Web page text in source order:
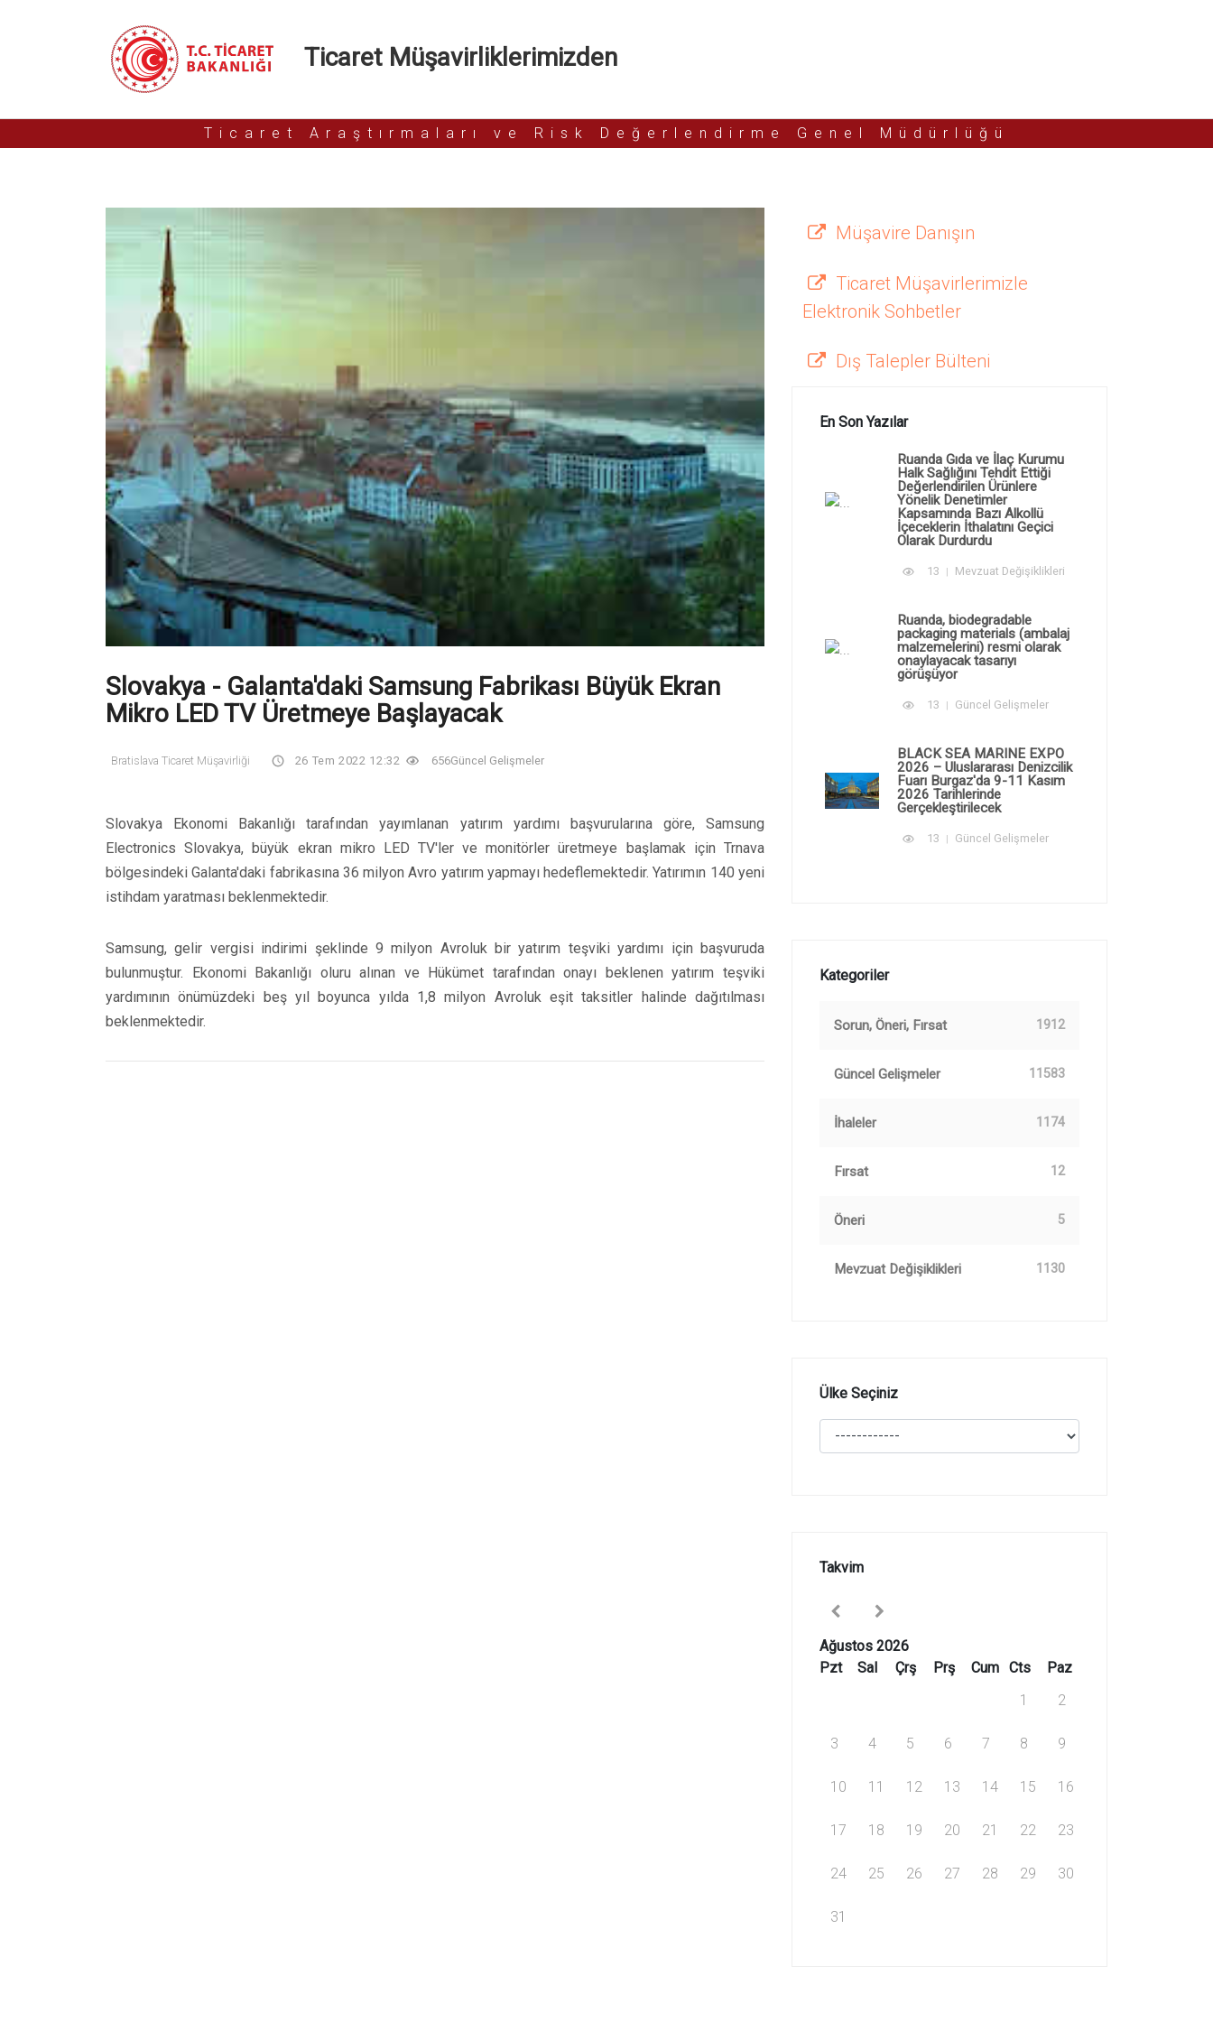
Ticaret Müşavirliklerimizden
Ticaret Araştırmaları ve Risk Değerlendirme Genel Müdürlüğü
Slovakya - Galanta'daki Samsung Fabrikası Büyük Ekran
Mikro LED TV Üretmeye Başlayacak
Bratislava Ticaret Müşavirliği 26 Tem 2022 12:32 656Güncel Gelişmeler
Slovakya Ekonomi Bakanlığı tarafından yayımlanan yatırım yardımı başvurularına göre, Samsung
Electronics Slovakya, büyük ekran mikro LED TV'ler ve monitörler üretmeye başlamak için Trnava
bölgesindeki Galanta'daki fabrikasına 36 milyon Avro yatırım yapmayı hedeflemektedir. Yatırımın 140 yeni
istihdam yaratması beklenmektedir.
Samsung, gelir vergisi indirimi şeklinde 9 milyon Avroluk bir yatırım teşviki yardımı için başvuruda
bulunmuştur. Ekonomi Bakanlığı oluru alınan ve Hükümet tarafından onayı beklenen yatırım teşviki
yardımının önümüzdeki beş yıl boyunca yılda 1,8 milyon Avroluk eşit taksitler halinde dağıtılması
beklenmektedir.
Müşavire Danışın
Ticaret Müşavirlerimizle
Elektronik Sohbetler
Dış Talepler Bülteni
En Son Yazılar
Ruanda Gıda ve İlaç Kurumu
Halk Sağlığını Tehdit Ettiği
Değerlendirilen Ürünlere
Yönelik Denetimler
Kapsamında Bazı Alkollü
İçeceklerin İthalatını Geçici
Olarak Durdurdu
13 Mevzuat Değişiklikleri
Ruanda, biodegradable
packaging materials (ambalaj
malzemelerini) resmi olarak
onaylayacak tasarıyı
görüşüyor
13 Güncel Gelişmeler
BLACK SEA MARINE EXPO
2026 – Uluslararası Denizcilik
Fuarı Burgaz'da 9-11 Kasım
2026 Tarihlerinde
Gerçekleştirilecek
13 Güncel Gelişmeler
Kategoriler
Sorun, Öneri, Fırsat 1912
Güncel Gelişmeler 11583
İhaleler 1174
Fırsat 12
Öneri 5
Mevzuat Değişiklikleri 1130
Ülke Seçiniz
Takvim
Ağustos 2026
Pzt
Sal Çrş Prş Cum Cts
Paz
1
2
3 4 5 6 7 8 9
10 11 12 13 14 15 16
17 18 19 20 21 22 23
24 25 26 27 28 29 30
31